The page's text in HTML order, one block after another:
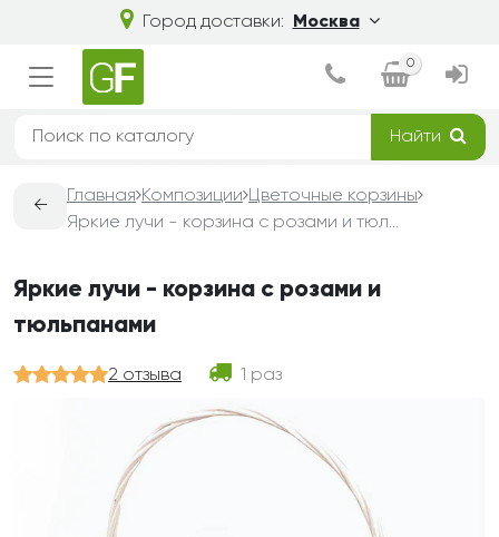
Город доставки: Москва
0
Найти
←
Главная Композиции Цветочные корзины
Яркие лучи - корзина с розами и тюльпанами
Яркие лучи - корзина с розами и
тюльпанами
2 отзыва 1 раз